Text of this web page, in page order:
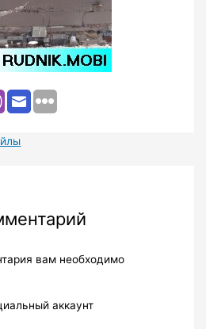
вам необходимо
аккаунт